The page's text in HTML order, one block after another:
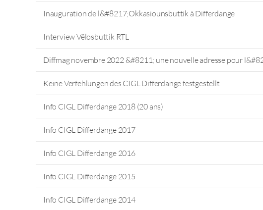
Inauguration de l&#8217;Okkasiounsbuttik à Differdange
Interview Vëlosbuttik RTL
Diffmag novembre 2022 &#8211; une nouvelle adresse pour
Keine Verfehlungen des CIGL Differdange festgestellt
Info CIGL Differdange 2018 (20 ans)
Info CIGL Differdange 2017
Info CIGL Differdange 2016
Info CIGL Differdange 2015
Info CIGL Differdange 2014